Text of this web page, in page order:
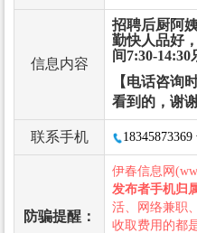
信息内容
招聘后厨阿
勤快人品好
间7:30-14:30
【电话咨询
看到的，谢谢
联系手机 18345873369
防骗提醒：
伊春信息网
发布者手机归
活、网络兼职
收取费用的都